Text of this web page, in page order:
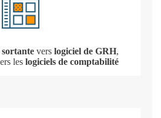
sortante vers logiciel de GRH,
les logiciels de comptabilité